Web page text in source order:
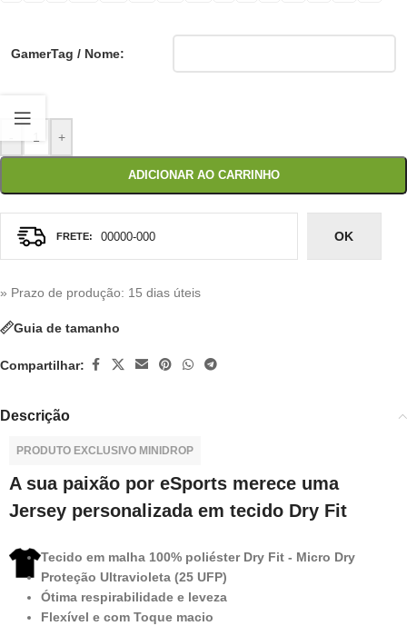
GamerTag / Nome:
+
ADICIONAR AO CARRINHO
OK
» Prazo de produção: 15 dias úteis
Guia de tamanho
Compartilhar:
Descrição
PRODUTO EXCLUSIVO MINIDROP
A sua paixão por eSports merece uma
Jersey personalizada em tecido Dry Fit
Tecido em malha 100% poliéster Dry Fit - Micro Dry
Proteção Ultravioleta (25 UFP)
Ótima respirabilidade e leveza
Flexível e com Toque macio